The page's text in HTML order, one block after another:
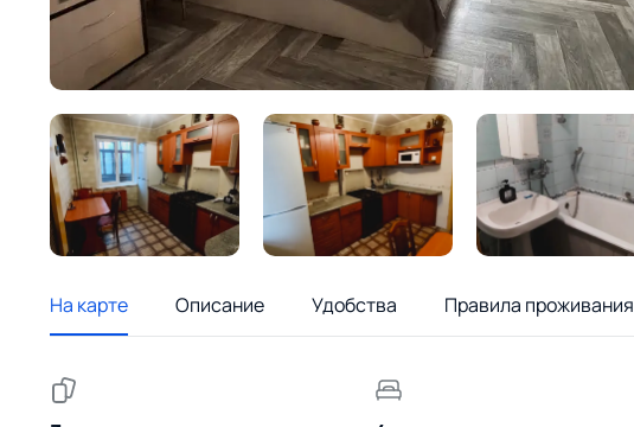
На карте Описание Удобства Правила проживания